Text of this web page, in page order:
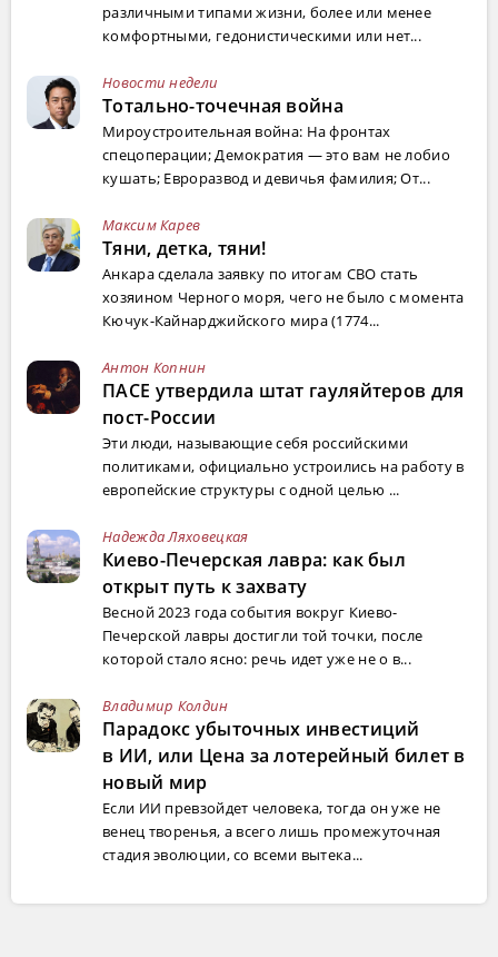
различными типами жизни, более или менее
комфортными, гедонистическими или нет...
Новости недели
Тотально-точечная война
Мироустроительная война: На фронтах
спецоперации; Демократия — это вам не лобио
кушать; Евроразвод и девичья фамилия; От...
Максим Карев
Тяни, детка, тяни!
Анкара сделала заявку по итогам СВО стать
хозяином Черного моря, чего не было с момента
Кючук-Кайнарджийского мира (1774...
Антон Копнин
ПАСЕ утвердила штат гауляйтеров для
пост-России
Эти люди, называющие себя российскими
политиками, официально устроились на работу в
европейские структуры с одной целью ...
Надежда Ляховецкая
Киево-Печерская лавра: как был
открыт путь к захвату
Весной 2023 года события вокруг Киево-
Печерской лавры достигли той точки, после
которой стало ясно: речь идет уже не о в...
Владимир Колдин
Парадокс убыточных инвестиций
в ИИ, или Цена за лотерейный билет в
новый мир
Если ИИ превзойдет человека, тогда он уже не
венец творенья, а всего лишь промежуточная
стадия эволюции, со всеми вытека...